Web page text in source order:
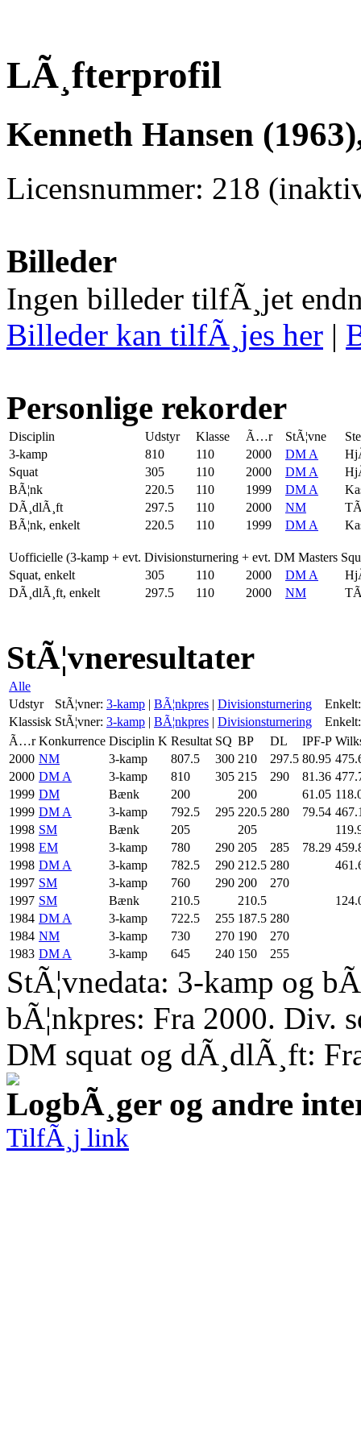
LÃ¸fterprofil
Kenneth Hansen
Licensnummer: 218
Billeder
Ingen billeder tilfÃ¸jet
Billeder kan tilfÃ¸jes her |
Personlige rekorder
Disciplin Udstyr Klasse Ã…r StÃ¦vne
3-kamp
810 110 2000 DM A
Squat
305 110 2000 DM A
BÃ¦nk
220.5 110 1999 DM A
DÃ¸dlÃ¸ft
297.5 110 2000 NM
BÃ¦nk, enkelt
220.5 110 1999 DM A
Uofficielle (3-kamp + evt. Divisionsturnering + evt. DM Masters
Squat, enkelt
305 110 2000 DM A
DÃ¸dlÃ¸ft, enkelt
297.5 110 2000 NM
StÃ¦vneresultater
Alle
Udstyr
StÃ¦vner: 3-kamp | BÃ¦nkpres | Divisionsturnering
Enkelt:
Klassisk StÃ¦vner: 3-kamp | BÃ¦nkpres | Divisionsturnering
Enkelt:
Ã…r Konkurrence Disciplin K Resultat SQ BP DL IPF-P
2000 NM 3-kamp 807.5 300 210 297.5 80.95
2000 DM A 3-kamp 810 305 215 290 81.36
1999 DM Bænk 200 200 61.05
1999 DM A 3-kamp 792.5 295 220.5 280 79.54
1998 SM Bænk 205 205
1998 EM 3-kamp 780 290 205 285 78.29
1998 DM A 3-kamp 782.5 290 212.5 280
1997 SM 3-kamp 760 290 200
270
1997 SM Bænk 210.5 210.5
1984 DM A 3-kamp 722.5 255 187.5 280
1984 NM 3-kamp 730 270 190
270
1983 DM A 3-kamp 645 240 150 255
StÃ¦vnedata: 3-kamp og
bÃ¦nkpres: Fra 2000. Div.
DM squat og dÃ¸dlÃ¸ft:
LogbÃ¸ger og andre
TilfÃ¸j link